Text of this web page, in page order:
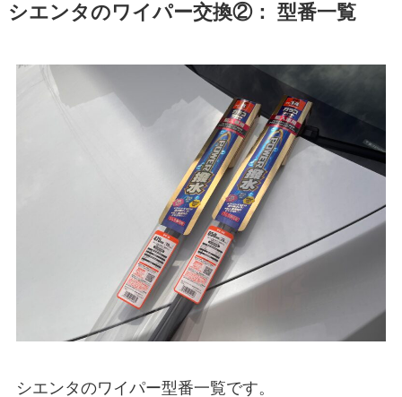
シエンタ のワイパー交換②： 型番一覧
シエンタのワイパー型番一覧です。